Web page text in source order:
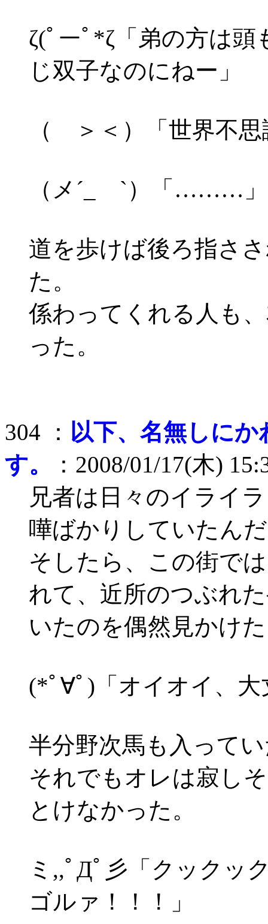
ζ(ﾟーﾟ*ζ「弟の方は
じ双子なのにねー」
（ ＞＜）「世界不
（メ´_ゝ`）「………」
道を歩けば後ろ指さ
た。
係わってくれる人も
った。
304 ： 以下、名無しに
す。
：2008/01/17(木)
兄者は日々のイライ
嘩ばかりしていたん
そしたら、この街で
れて、近所のつぶれ
いたのを偶然見かけ
(*ﾟ∀ﾟ)「オイオイ、
半分野次馬も入って
それでもオレは寂し
とけなかった。
ミ,,ﾟДﾟ彡「クックッ
ゴルァ！！！」